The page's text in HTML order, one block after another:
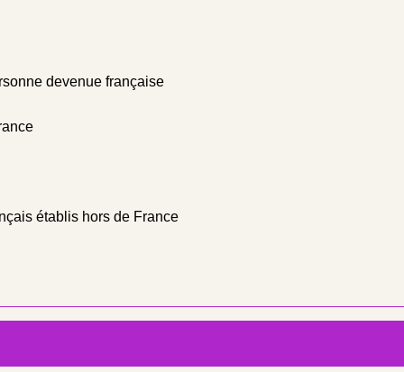
devenue française
établis hors de France